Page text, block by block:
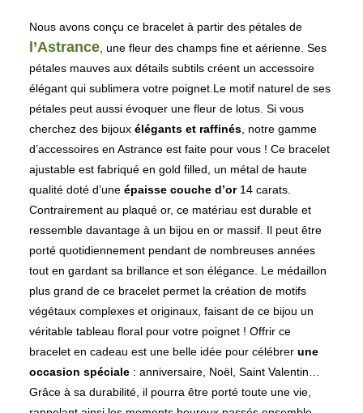
Nous avons conçu ce bracelet à partir des pétales de
l’Astrance , une fleur des champs fine et aérienne. Ses
pétales mauves aux détails subtils créent un accessoire
élégant qui sublimera votre poignet. Le motif naturel de ses
pétales peut aussi évoquer une fleur de lotus. Si vous
cherchez des bijoux élégants et raffinés , notre gamme
d’accessoires en Astrance est faite pour vous ! Ce bracelet
ajustable est fabriqué en gold filled, un métal de haute
qualité doté d’une épaisse couche d’or14 carats.
Contrairement au plaqué or, ce matériau est durable et
ressemble davantage à un bijou en or massif. Il peut être
porté quotidiennement pendant de nombreuses années
tout en gardant sa brillance et son élégance. Le médaillon
plus grand de ce bracelet permet la création de motifs
végétaux complexes et originaux, faisant de ce bijou un
véritable tableau floral pour votre poignet ! Offrir ce
bracelet en cadeau est une belle idée pour célébrer une
occasion spéciale : anniversaire, Noël, Saint Valentin…
Grâce à sa durabilité, il pourra être porté toute une vie,